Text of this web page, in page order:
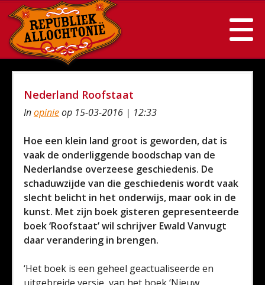
Nederland Roofstaat
Inopinieop 15-03-2016 | 12:33
Hoe een klein land groot is geworden, dat is
vaak de onderliggende boodschap van de
Nederlandse overzeese geschiedenis. De
schaduwzijde van die geschiedenis wordt vaak
slecht belicht in het onderwijs, maar ook in de
kunst. Met zijn boek gisteren gepresenteerde
boek ‘Roofstaat’ wil schrijver Ewald Vanvugt
daar verandering in brengen.
‘Het boek is een geheel geactualiseerde en